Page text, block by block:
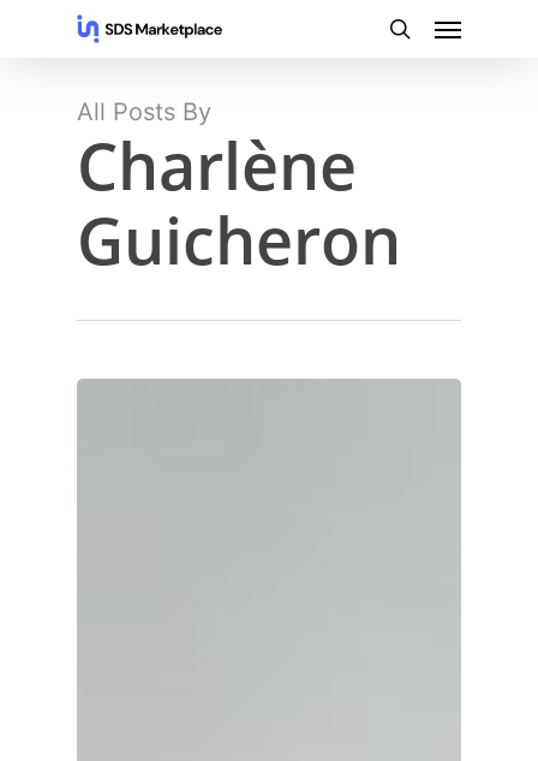
All Posts By
Charlène
Guicheron